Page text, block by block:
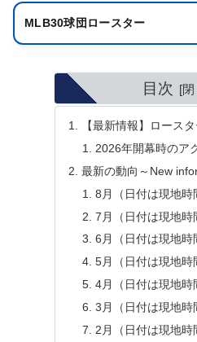
MLB30球団ロースター
目次
【最新情報】ロース
2026年開幕時のア
最新の動向～New
8月（日付は現地時
7月（日付は現地時
6月（日付は現地時
5月（日付は現地時
4月（日付は現地時
3月（日付は現地時
2月（日付は現地時